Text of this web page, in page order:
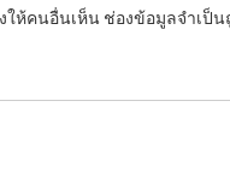
ให้คนอื่นเห็น ช่องข้อมูลจำเป็น